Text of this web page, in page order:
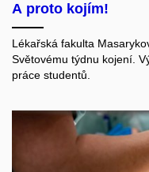
A proto kojím!
Lékařská fakulta
Světovému týdnu kojení.
práce studentů.